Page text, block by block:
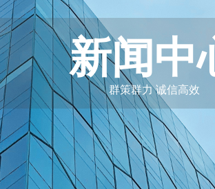
新闻中
群策群力 诚信高效